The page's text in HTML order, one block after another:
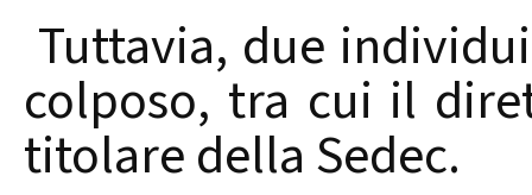
Tuttavia, due
colposo, tra cui il
titolare della Sedec.